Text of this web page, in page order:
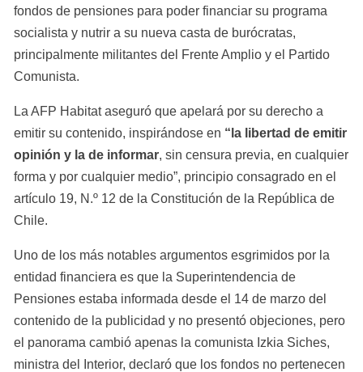
fondos de pensiones para poder financiar su programa
socialista y nutrir a su nueva casta de burócratas,
principalmente militantes del Frente Amplio y el Partido
Comunista.
La AFP Habitat aseguró que apelará por su derecho a
emitir su contenido, inspirándose en “la libertad de emitir
opinión y la de informar, sin censura previa, en cualquier
forma y por cualquier medio”, principio consagrado en el
artículo 19, N.º 12 de la Constitución de la República de
Chile.
Uno de los más notables argumentos esgrimidos por la
entidad financiera es que la Superintendencia de
Pensiones estaba informada desde el 14 de marzo del
contenido de la publicidad y no presentó objeciones, pero
el panorama cambió apenas la comunista Izkia Siches,
ministra del Interior, declaró que los fondos no pertenecen